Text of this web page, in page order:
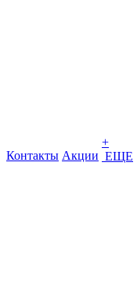
Контакты Акции
+
ЕЩЕ